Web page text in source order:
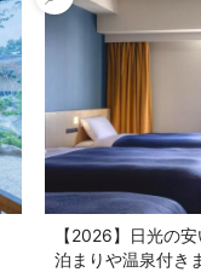
【2026】日光の
泊まりや温泉付き